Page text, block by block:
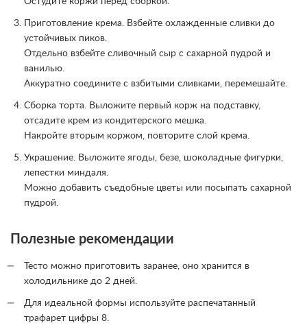
Приготовление крема. Взбейте охлажденные сливки до
устойчивых пиков.
Отдельно взбейте сливочный сыр с сахарной пудрой и
ванилью.
Аккуратно соедините с взбитыми сливками, перемешайте.
Сборка торта. Выложите первый корж на подставку,
отсадите крем из кондитерского мешка.
Накройте вторым коржом, повторите слой крема.
Украшение. Выложите ягоды, безе, шоколадные фигурки,
лепестки миндаля.
Можно добавить съедобные цветы или посыпать сахарной
пудрой.
Полезные рекомендации
Тесто можно приготовить заранее, оно хранится в
холодильнике до 2 дней.
Для идеальной формы используйте распечатанный
трафарет цифры 8.